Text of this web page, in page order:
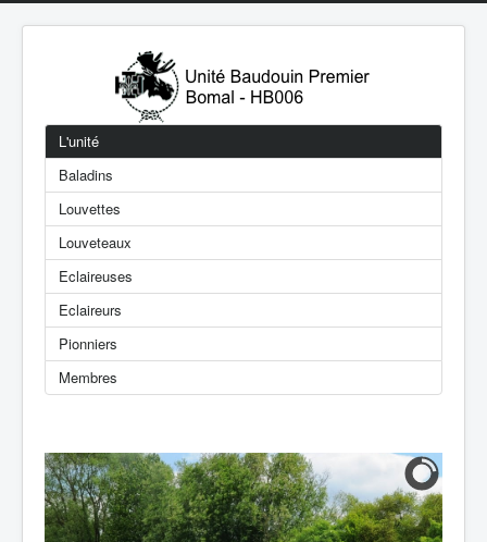
L'unité
Baladins
Louvettes
Louveteaux
Eclaireuses
Eclaireurs
Pionniers
Membres